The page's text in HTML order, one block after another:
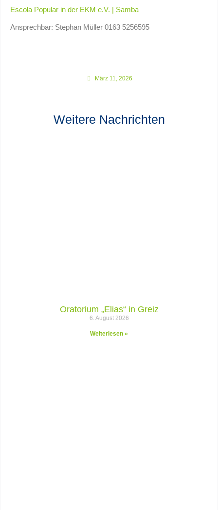
Escola Popular in der EKM e.V. | Samba
Ansprechbar: Stephan Müller 0163 5256595
März 11, 2026
Weitere Nachrichten
Oratorium „Elias“ in Greiz
6. August 2026
Weiterlesen »